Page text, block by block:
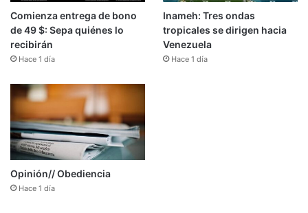
Comienza entrega de bono
de 49 $: Sepa quiénes lo
recibirán
Hace 1 día
Inameh: Tres ondas
tropicales se dirigen hacia
Venezuela
Hace 1 día
Opinión// Obediencia
Hace 1 día